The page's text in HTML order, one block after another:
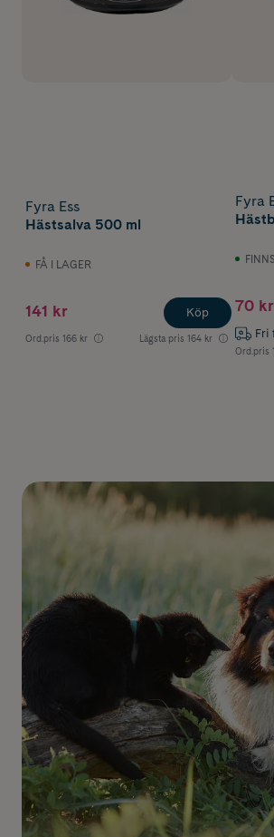
Fyra Ess
Hästsalva 500 ml
FÅ I LAGER
141 kr
Ord.pris 166 kr Lägsta pris 164 kr
Köp
Fyra
70 kr
Fri
Ord.pris